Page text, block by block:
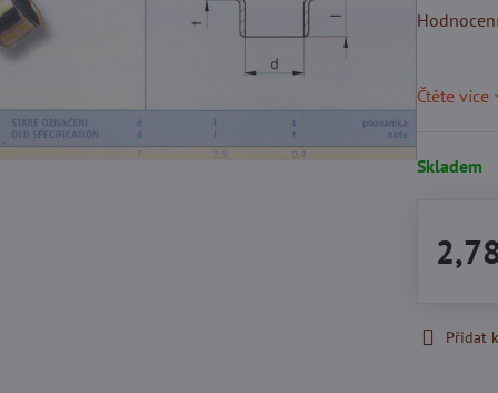
Čtěte více
Skladem
Přidat